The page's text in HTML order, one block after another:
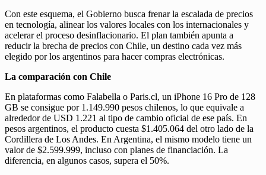
Con este esquema, el Gobierno busca frenar la escalada de precios
en tecnología, alinear los valores locales con los internacionales y
acelerar el proceso desinflacionario. El plan también apunta a
reducir la brecha de precios con Chile, un destino cada vez más
elegido por los argentinos para hacer compras electrónicas.
La comparación con Chile
En plataformas como Falabella o Paris.cl, un iPhone 16 Pro de 128
GB se consigue por 1.149.990 pesos chilenos, lo que equivale a
alrededor de USD 1.221 al tipo de cambio oficial de ese país. En
pesos argentinos, el producto cuesta $1.405.064 del otro lado de la
Cordillera de Los Andes. En Argentina, el mismo modelo tiene un
valor de $2.599.999, incluso con planes de financiación. La
diferencia, en algunos casos, supera el 50%.